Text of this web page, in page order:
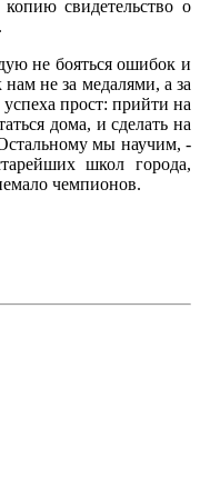
свидетельство о
не бояться ошибок и
не за медалями, а за
прост: прийти на
дома, и сделать на
мы научим, -
школ города,
чемпионов.